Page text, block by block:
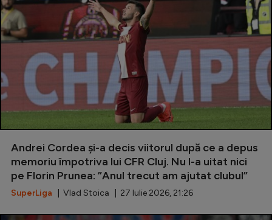
SuperLiga
Liga 2
Cupa României
Echipa Națională
U21
Fotbal feminin
Special
Diverse
Inedit
Clasamente
Andrei Cordea și-a decis viitorul după ce a depus
memoriu împotriva lui CFR Cluj. Nu l-a uitat nici
pe Florin Prunea: ”Anul trecut am ajutat clubul”
SuperLiga | Vlad Stoica | 27 Iulie 2026, 21:26